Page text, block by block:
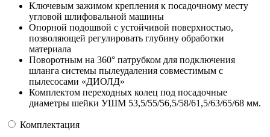
Ключевым зажимом крепления к посадочному месту
угловой шлифовальной машины
Опорной подошвой с устойчивой поверхностью,
позволяющей регулировать глубину обработки
материала
Поворотным на 360° патрубком для подключения
шланга системы пылеудаления совместимым с
пылесосами «ДИОЛД»
Комплектом переходных колец под посадочные
диаметры шейки УШМ 53,5/55/56,5/58/61,5/63/65/68 мм.
Комплектация